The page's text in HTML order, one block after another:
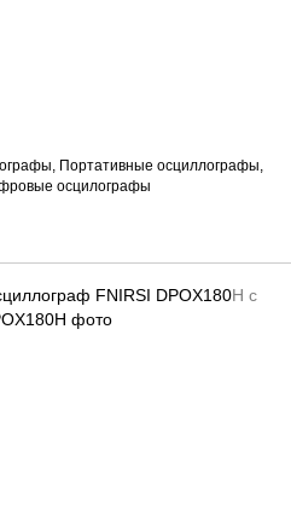
Портативные осциллографы,
осцилографы